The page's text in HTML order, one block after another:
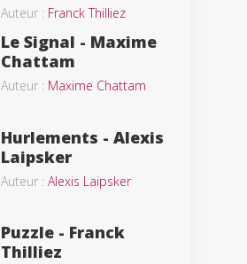
Auteur : Franck Thilliez
Le Signal - Maxime
Chattam
Auteur : Maxime Chattam
Hurlements - Alexis
Laipsker
Auteur : Alexis Laipsker
Puzzle - Franck
Thilliez